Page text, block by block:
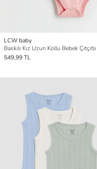
LCW baby
549,99 TL